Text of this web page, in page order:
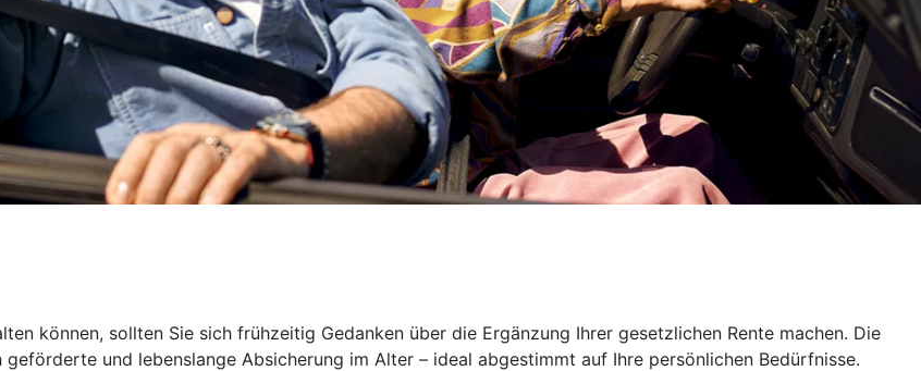
können, sollten Sie sich frühzeitig Gedanken über die Ergänzung Ihrer gesetzlichen Rente machen. Die
und lebenslange Absicherung im Alter – ideal abgestimmt auf Ihre persönlichen Bedürfnisse.